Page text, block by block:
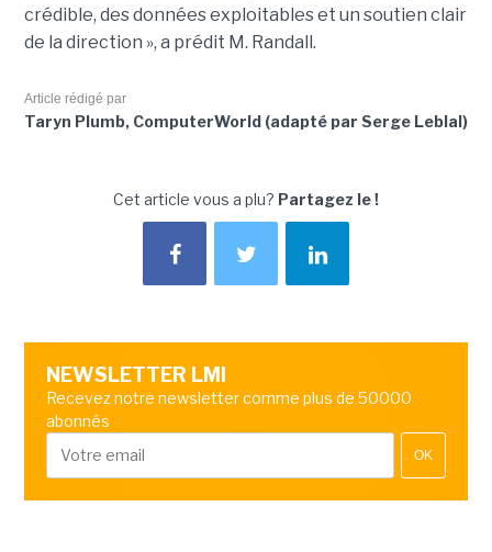
crédible, des données exploitables et un soutien clair
de la direction », a prédit M. Randall.
Article rédigé par
Taryn Plumb, ComputerWorld (adapté par Serge Leblal)
Cet article vous a plu? Partagez le !
NEWSLETTER LMI
Recevez notre newsletter comme plus de 50000
abonnés
OK